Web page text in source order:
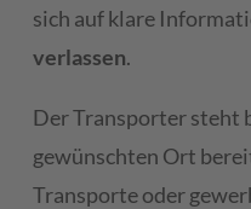
sich auf klare
verlassen.
Der Transporter steht
gewünschten Ort
Transporte oder